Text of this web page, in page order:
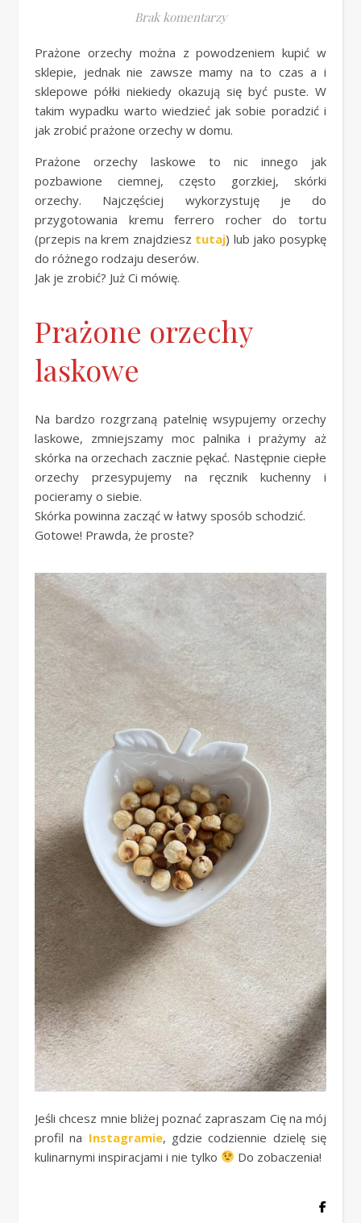
Brak komentarzy
Prażone orzechy można z powodzeniem kupić w
sklepie, jednak nie zawsze mamy na to czas a i
sklepowe półki niekiedy okazują się być puste. W
takim wypadku warto wiedzieć jak sobie poradzić i
jak zrobić prażone orzechy w domu.
Prażone orzechy laskowe to nic innego jak
pozbawione ciemnej, często gorzkiej, skórki
orzechy. Najczęściej wykorzystuję je do
przygotowania kremu ferrero rocher do tortu
(przepis na krem znajdziesz tutaj) lub jako posypkę
do różnego rodzaju deserów.
Jak je zrobić? Już Ci mówię.
Prażone orzechy
laskowe
Na bardzo rozgrzaną patelnię wsypujemy orzechy
laskowe, zmniejszamy moc palnika i prażymy aż
skórka na orzechach zacznie pękać. Następnie ciepłe
orzechy przesypujemy na ręcznik kuchenny i
pocieramy o siebie.
Skórka powinna zacząć w łatwy sposób schodzić.
Gotowe! Prawda, że proste?
Jeśli chcesz mnie bliżej poznać zapraszam Cię na mój
profil na Instagramie, gdzie codziennie dzielę się
kulinarnymi inspiracjami i nie tylko
Do zobaczenia!